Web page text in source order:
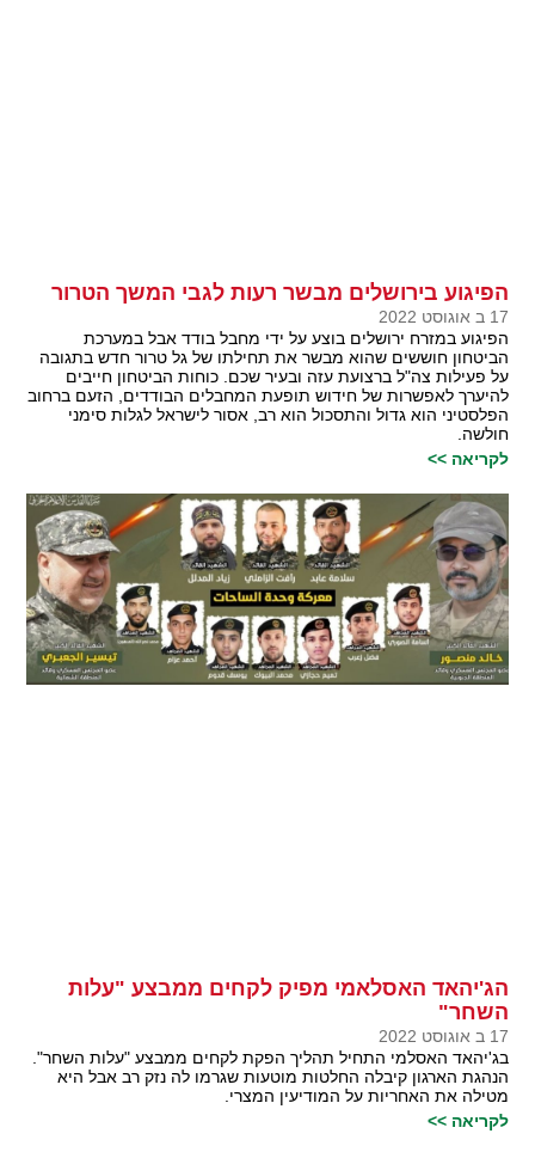
הפיגוע בירושלים מבשר רעות לגבי המשך הטרור
17 ב אוגוסט 2022
הפיגוע במזרח ירושלים בוצע על ידי מחבל בודד אבל במערכת
הביטחון חוששים שהוא מבשר את תחילתו של גל טרור חדש בתגובה
על פעילות צה"ל ברצועת עזה ובעיר שכם. כוחות הביטחון חייבים
להיערך לאפשרות של חידוש תופעת המחבלים הבודדים, הזעם ברחוב
הפלסטיני הוא גדול והתסכול הוא רב, אסור לישראל לגלות סימני
חולשה.
לקריאה >>
הג'יהאד האסלאמי מפיק לקחים ממבצע "עלות
השחר"
17 ב אוגוסט 2022
בג'יהאד האסלמי התחיל תהליך הפקת לקחים ממבצע "עלות השחר".
הנהגת הארגון קיבלה החלטות מוטעות שגרמו לה נזק רב אבל היא
מטילה את האחריות על המודיעין המצרי.
לקריאה >>